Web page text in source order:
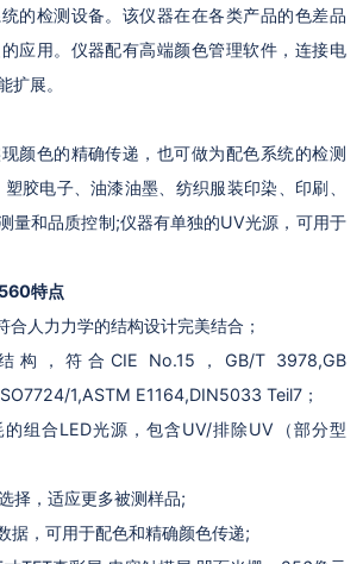
的检测设备。该仪器在在各类产品的色差品
应用。仪器配有高端颜色管理软件，连接电
扩展。
颜色的精确传递，也可做为配色系统的检测
胶电子、油漆油墨、纺织服装印染、印刷、
量和品质控制;仪器有单独的UV光源，可用于
特点
合人力力学的结构设计完美结合；
构，符合CIE No.15，GB/T 3978,GB
1,ASTM E1164,DIN5033 Teil7；
组合LED光源，包含UV/排除UV（部分型
择，适应更多被测样品;
据，可用于配色和精确颜色传递;